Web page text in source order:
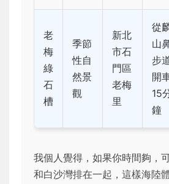
老
梅
綠
石
槽
季節
性自
然景
觀
新北
市石
門區
老梅
里
從
山
步
開
15
鐘
我個人覺得，如果你時間夠，
和白沙灣排在一起，這樣海陸